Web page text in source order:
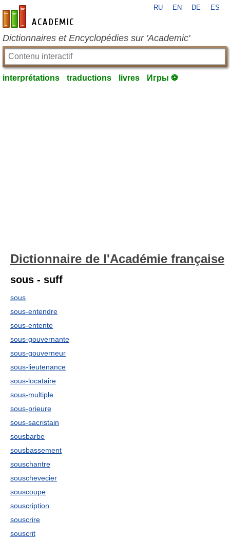
fr-academic.com
RU EN DE ES
Dictionnaires et Encyclopédies sur 'Academic'
interprétations traductions livres Игры ⚽
Dictionnaire de l'Académie française
sous - suff
sous
sous-entendre
sous-entente
sous-gouvernante
sous-gouverneur
sous-lieutenance
sous-locataire
sous-multiple
sous-prieure
sous-sacristain
sousbarbe
sousbassement
souschantre
souschevecier
souscoupe
souscription
souscrire
souscrit